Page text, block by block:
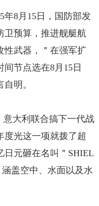
年8月15日，国防部发
卫预算，推进舰艇航
性武器，＂在强军扩
节点选在8月15日
明。
意大利联合搞下一代战
度光这一项就拨了超
日元砸在名叫＂SHIEL
盖空中、水面以及水